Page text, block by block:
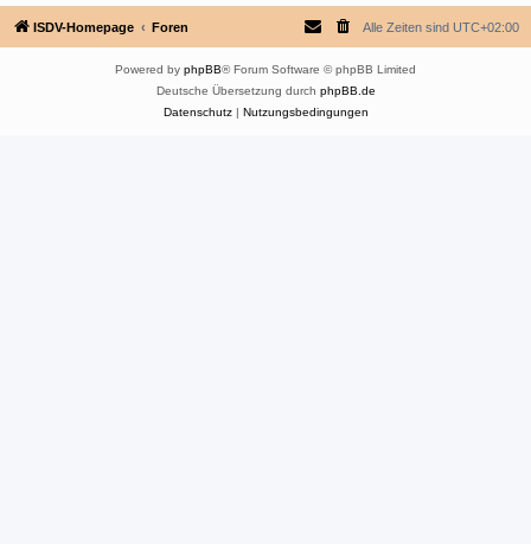
ISDV-Homepage Foren Alle Zeiten sind UTC+02:00
Powered by phpBB® Forum Software © phpBB Limited
Deutsche Übersetzung durch phpBB.de
Datenschutz| Nutzungsbedingungen